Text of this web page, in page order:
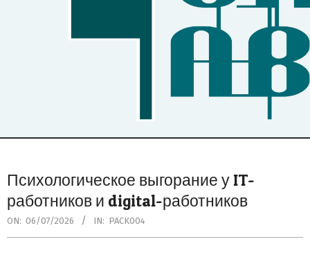
Menu
Психологическое выгорание у IT-
работников и digital-работников
ON: 06/07/2026 IN: PACK004